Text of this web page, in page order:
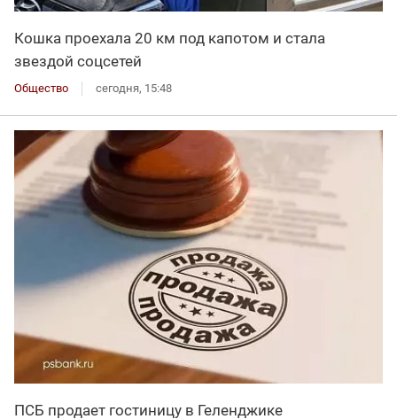
Кошка проехала 20 км под капотом и стала
звездой соцсетей
Общество сегодня, 15:48
ПСБ продает гостиницу в Геленджике